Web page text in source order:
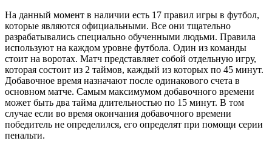
На данный момент в наличии есть 17 правил игры в футбол,
которые являются официальными. Все они тщательно
разрабатывались специально обученными людьми. Правила
используют на каждом уровне футбола. Один из команды
стоит на воротах. Матч представляет собой отдельную игру,
которая состоит из 2 таймов, каждый из которых по 45 минут.
Добавочное время назначают после одинакового счета в
основном матче. Самым максимумом добавочного времени
может быть два тайма длительностью по 15 минут. В том
случае если во время окончания добавочного времени
победитель не определился, его определят при помощи серии
пенальти.